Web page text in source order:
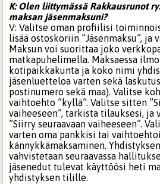
K: Olen liittymässä Rakkausrunot
maksan jäsenmaksuni?
V: Valitse oman profiilisi
lisää ostoskoriin ”Jäsenmaksu”, ja
Maksun voi suorittaa joko
matkapuhelimella. Maksaessa
kotipaikkakunta ja koko nimi
jäsenluetteloa varten sekä
postinumero sekä maa). Valitse
vaihtoehto ”kyllä”. Valitse sitten
vaiheeseen”, tarkista tilauksesi, ja
”Siirry seuraavaan vaiheeseen”.
varten oma pankkisi tai
kännykkämaksaminen.
vahvistetaan seuraavassa
jäsenedut tulevat käyttöösi heti
yhdistyksen tilille.